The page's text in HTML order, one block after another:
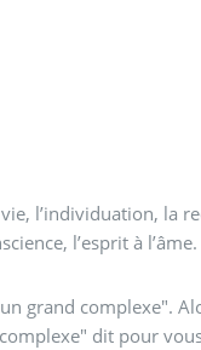
l’individuation, la
l’esprit à l’âme.
grand complexe".
dit pour